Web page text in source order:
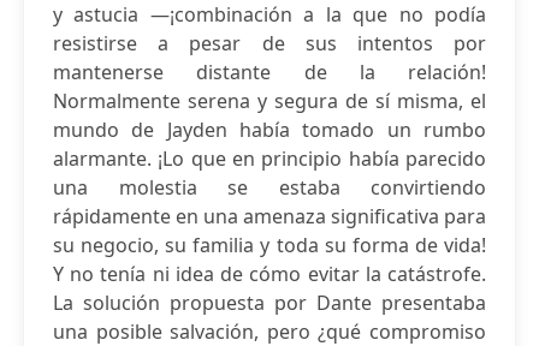
y astucia —¡combinación a la que no podía
resistirse a pesar de sus intentos por
mantenerse distante de la relación!
Normalmente serena y segura de sí misma, el
mundo de Jayden había tomado un rumbo
alarmante. ¡Lo que en principio había parecido
una molestia se estaba convirtiendo
rápidamente en una amenaza significativa para
su negocio, su familia y toda su forma de vida!
Y no tenía ni idea de cómo evitar la catástrofe.
La solución propuesta por Dante presentaba
una posible salvación, pero ¿qué compromiso